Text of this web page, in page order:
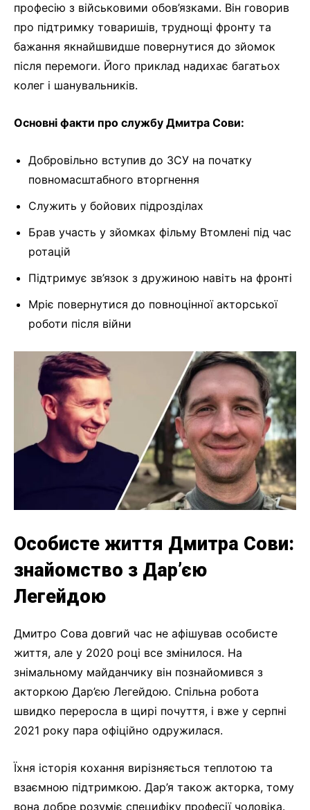
професію з військовими обов’язками. Він говорив
про підтримку товаришів, труднощі фронту та
бажання якнайшвидше повернутися до зйомок
після перемоги. Його приклад надихає багатьох
колег і шанувальників.
Основні факти про службу Дмитра Сови:
Добровільно вступив до ЗСУ на початку
повномасштабного вторгнення
Служить у бойових підрозділах
Брав участь у зйомках фільму Втомлені під час
ротацій
Підтримує зв’язок з дружиною навіть на фронті
Мріє повернутися до повноцінної акторської
роботи після війни
Особисте життя Дмитра Сови:
знайомство з Дар’єю
Легейдою
Дмитро Сова довгий час не афішував особисте
життя, але у 2020 році все змінилося. На
знімальному майданчику він познайомився з
акторкою Дар’єю Легейдою. Спільна робота
швидко переросла в щирі почуття, і вже у серпні
2021 року пара офіційно одружилася.
Їхня історія кохання вирізняється теплотою та
взаємною підтримкою. Дар’я також акторка, тому
вона добре розуміє специфіку професії чоловіка.